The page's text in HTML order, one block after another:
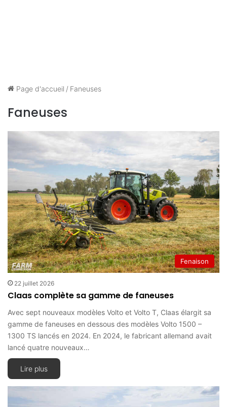
Page d'accueil / Faneuses
Faneuses
Fenaison
22 juillet 2026
Claas complète sa gamme de faneuses
Avec sept nouveaux modèles Volto et Volto T, Claas élargit sa
gamme de faneuses en dessous des modèles Volto 1500 –
1300 TS lancés en 2024. En 2024, le fabricant allemand avait
lancé quatre nouveaux…
Lire plus